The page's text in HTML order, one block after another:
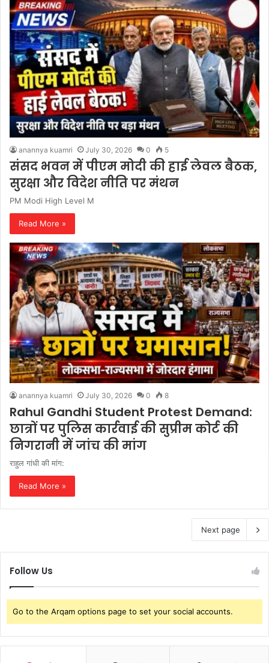
anannya kuamri July 30, 2026 0 5
संसद भवन में पीएम मोदी की हाई लेवल बैठक,
सुरक्षा और विदेश नीति पर मंथन
PM Modi High Level M
Read More »
anannya kuamri July 30, 2026 0 8
Rahul Gandhi Student Protest Demand:
छात्रों पर पुलिस कार्रवाई की सुप्रीम कोर्ट की
निगरानी में जांच की मांग
राहुल गांधी की मांग:
Read More »
Next page
Follow Us
Go to the Arqam options page to set your social accounts.